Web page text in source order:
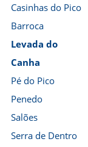
Casinhas do Pico
Barroca
Levada do
Canha
Pé do Pico
Penedo
Salões
Serra de Dentro